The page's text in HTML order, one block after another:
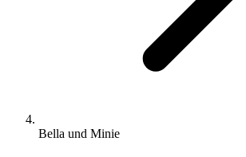
Bella und Minie